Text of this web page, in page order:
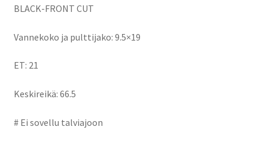
BLACK-FRONT CUT
Vannekoko ja pulttijako: 9.5×19
ET: 21
Keskireikä: 66.5
# Ei sovellu talviajoon